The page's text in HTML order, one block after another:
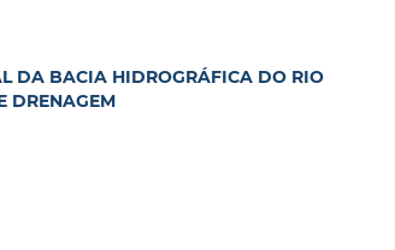
DA BACIA HIDROGRÁFICA DO RIO
DRENAGEM